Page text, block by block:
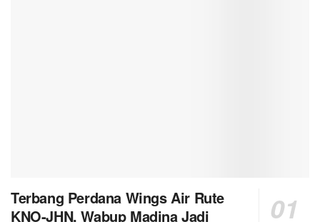
Terbang Perdana Wings Air Rute
KNO-JHN, Wabup Madina Jadi